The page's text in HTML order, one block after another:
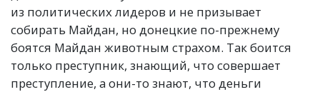
из политических лидеров и не призывает
собирать Майдан, но донецкие по-прежнему
боятся Майдан животным страхом. Так боится
только преступник, знающий, что совершает
преступление, а они-то знают, что деньги